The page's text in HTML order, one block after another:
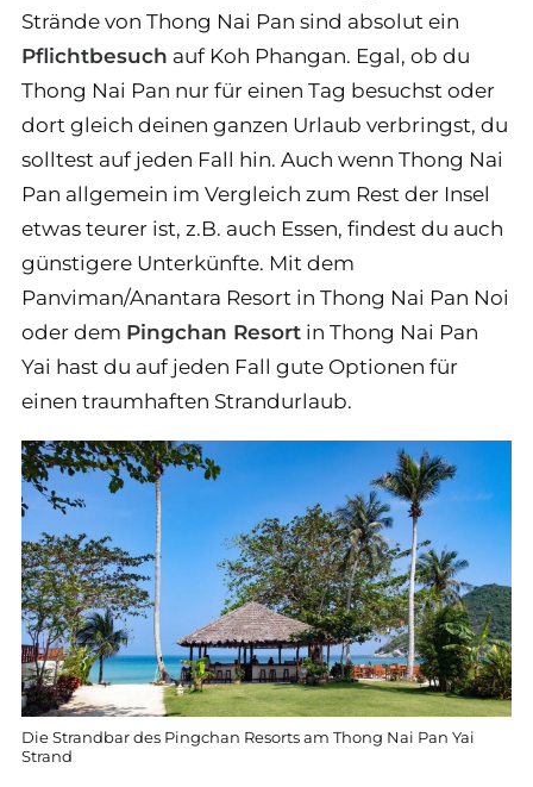
Strände von Thong Nai Pan sind absolut ein
Pflichtbesuch auf Koh Phangan. Egal, ob du
Thong Nai Pan nur für einen Tag besuchst oder
dort gleich deinen ganzen Urlaub verbringst, du
solltest auf jeden Fall hin. Auch wenn Thong Nai
Pan allgemein im Vergleich zum Rest der Insel
etwas teurer ist, z.B. auch Essen, findest du auch
günstigere Unterkünfte. Mit dem
Panviman/Anantara Resort in Thong Nai Pan Noi
oder dem Pingchan Resort in Thong Nai Pan
Yai hast du auf jeden Fall gute Optionen für
einen traumhaften Strandurlaub.
Die Strandbar des Pingchan Resorts am Thong Nai Pan Yai
Strand